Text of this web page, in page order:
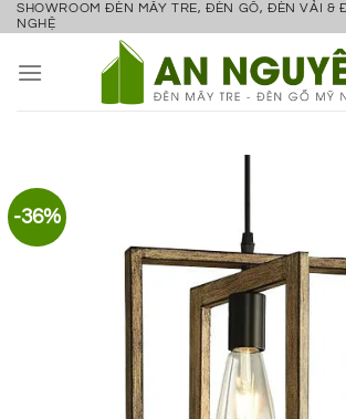
Bỏ
nội
SHOWROOM ĐÈN MÂY TRE, ĐÈN GỖ, ĐÈN VẢI &
NGHỆ
-36%